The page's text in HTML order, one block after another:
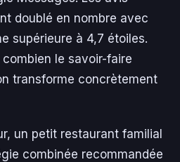
doublé en nombre avec
supérieure à 4,7 étoiles.
le savoir-faire
transforme concrètement
un petit restaurant familial
combinée recommandée